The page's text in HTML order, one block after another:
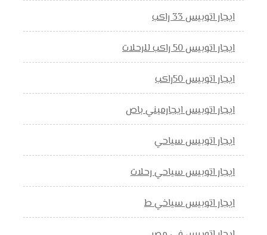
ايجار اتوبيس 33 راكب
ايجار اتوبيس 50 راكب للرحلات
ايجار اتوبيس 50راكب
ايجار اتوبيس ايجارميني باص
ايجار اتوبيس سياحي
ايجار اتوبيس سياحي رحلات
ايجار اتوبيس سياخي ط